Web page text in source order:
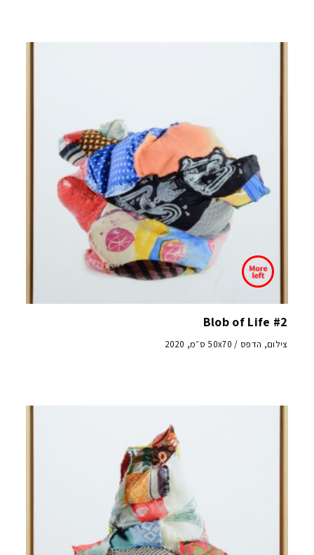
Blob of Life #2
צילום, הדפס / 50x70 ס״מ, 2020